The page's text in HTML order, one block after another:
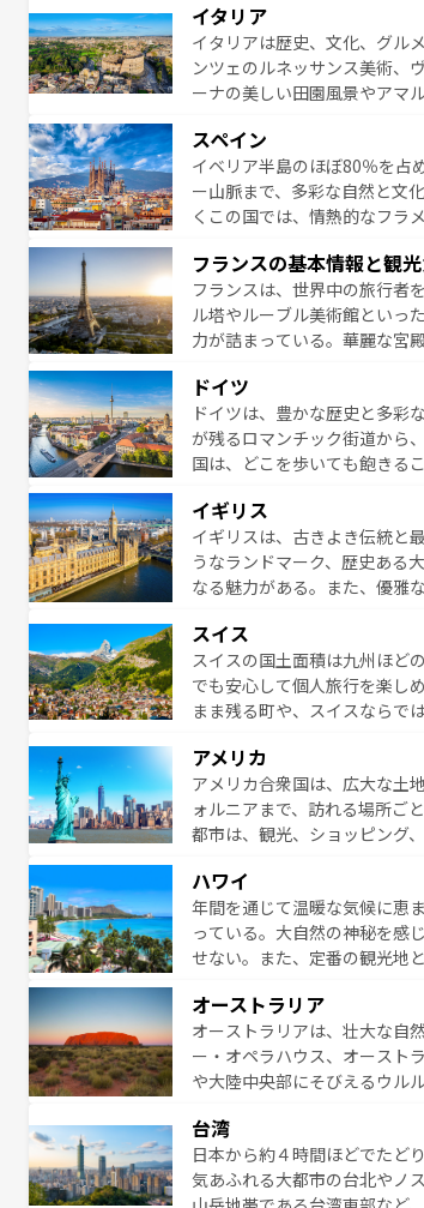
イタリア
イタリアは歴史、文化、グル
ンツェのルネッサンス美術、
ーナの美しい田園風景やアマ
夜眠るまで、すべての瞬間を
なお、新着のイタリア情報は
スペイン
イベリア半島のほぼ80％を占
ー山脈まで、多彩な自然と文
くこの国では、情熱的なフラ
ら、地方では古代ローマ遺跡
せる。地方によって風土や気候
新着のスペイン情報はコンテ
フランスの基本情報と観
フランスは、世界中の旅行者
ル塔やルーブル美術館といっ
力が詰まっている。華麗な宮
無形文化遺産にも登録されて
いラベンダー畑など、多彩な
り、どの街角にも豊かな歴史
ドイツ
ドイツは、豊かな歴史と多彩
が残るロマンチック街道から
国は、どこを歩いても飽きる
ら地元の人と過ごす楽しい時間は、
イツ情報はコンテンツ一覧を
イギリス
イギリスは、古きよき伝統と
うなランドマーク、歴史ある
なる魅力がある。また、優雅
お、新着のイギリス情報は
スイス
スイスの国土面積は九州ほど
でも安心して個人旅行を楽し
まま残る町や、スイスならで
ービスもあり、うまく活用すれば
のスイス情報はコンテンツ一覧
アメリカ
アメリカ合衆国は、広大な土
ォルニアまで、訪れる場所ご
都市は、観光、ショッピング
絶景が堪能できる。さらに、
が魅力。旅行者はアメリカの
感じることができるだろう。
旅のスタイルだ。
ハワイ
年間を通じて温暖な気候に恵
っている。大自然の神秘を感
せない。また、定番の観光地
る。「アロハスピリット」と
人々、おいしいローカルフー
がハワイの魅力を彩っている
味わってほしい。
オーストラリア
オーストラリアは、壮大な自
ー・オペラハウス、オースト
や大陸中央部にそびえるウル
豊かで、美味しいものであふ
ング、ハイキングなど、アウ
に味わいつく
台湾
日本から約４時間ほどでたど
気あふれる大都市の台北やノ